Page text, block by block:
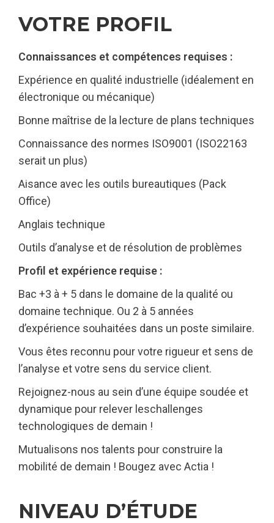
VOTRE PROFIL
Connaissances et compétences requises :
Expérience en qualité industrielle (idéalement en
électronique ou mécanique)
Bonne maîtrise de la lecture de plans techniques
Connaissance des normes ISO9001 (ISO22163
serait un plus)
Aisance avec les outils bureautiques (Pack
Office)
Anglais technique
Outils d’analyse et de résolution de problèmes
Profil et expérience requise :
Bac +3 à + 5 dans le domaine de la qualité ou
domaine technique. Ou 2 à 5 années
d’expérience souhaitées dans un poste similaire.
Vous êtes reconnu pour votre rigueur et sens de
l’analyse et votre sens du service client.
Rejoignez-nous au sein d’une équipe soudée et
dynamique pour relever leschallenges
technologiques de demain !
Mutualisons nos talents pour construire la
mobilité de demain ! Bougez avec Actia !
NIVEAU D’ÉTUDE